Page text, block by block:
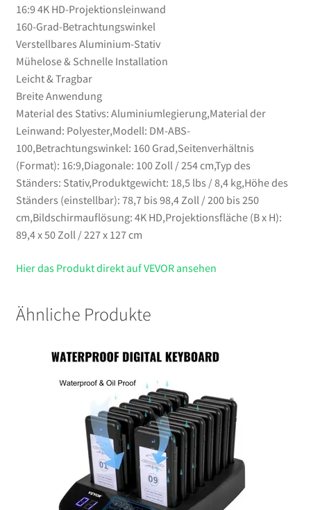
16:9 4K HD-Projektionsleinwand
160-Grad-Betrachtungswinkel
Verstellbares Aluminium-Stativ
Mühelose & Schnelle Installation
Leicht & Tragbar
Breite Anwendung
Material des Stativs: Aluminiumlegierung,Material der
Leinwand: Polyester,Modell: DM-ABS-
100,Betrachtungswinkel: 160 Grad,Seitenverhältnis
(Format): 16:9,Diagonale: 100 Zoll / 254 cm,Typ des
Ständers: Stativ,Produktgewicht: 18,5 lbs / 8,4 kg,Höhe des
Ständers (einstellbar): 78,7 bis 98,4 Zoll / 200 bis 250
cm,Bildschirmauflösung: 4K HD,Projektionsfläche (B x H):
89,4 x 50 Zoll / 227 x 127 cm
Hier das Produkt direkt auf VEVOR ansehen
Ähnliche Produkte